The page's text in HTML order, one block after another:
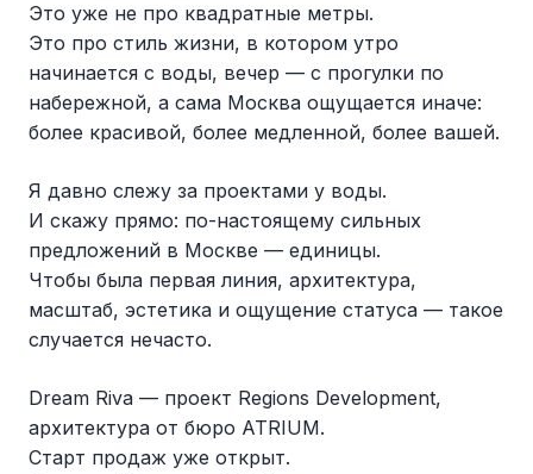
Это уже не про квадратные метры.
Это про стиль жизни, в котором утро
начинается с воды, вечер — с прогулки по
набережной, а сама Москва ощущается иначе:
более красивой, более медленной, более вашей.
Я давно слежу за проектами у воды.
И скажу прямо: по-настоящему сильных
предложений в Москве — единицы.
Чтобы была первая линия, архитектура,
масштаб, эстетика и ощущение статуса — такое
случается нечасто.
Dream Riva — проект Regions Development,
архитектура от бюро ATRIUM.
Старт продаж уже открыт.